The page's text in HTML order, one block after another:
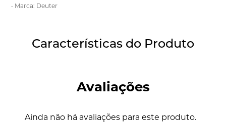
• Marca: Deuter
Características do Produto
Avaliações
Ainda não há avaliações para este produto.